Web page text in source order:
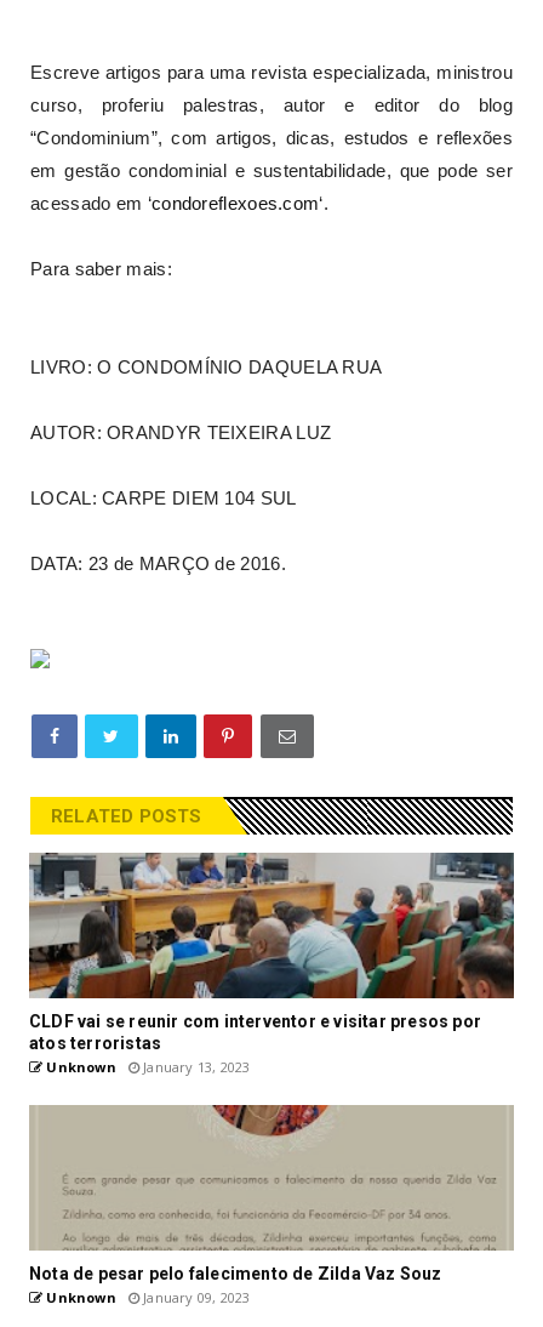
Escreve artigos para uma revista especializada, ministrou
curso, proferiu palestras, autor e editor do blog
“Condominium”, com artigos, dicas, estudos e reflexões
em gestão condominial e sustentabilidade, que pode ser
acessado em ‘condoreflexoes.com‘.
Para saber mais:
LIVRO: O CONDOMÍNIO DAQUELA RUA
AUTOR: ORANDYR TEIXEIRA LUZ
LOCAL: CARPE DIEM 104 SUL
DATA: 23 de MARÇO de 2016.
RELATED POSTS
CLDF vai se reunir com interventor e visitar presos por
atos terroristas
Unknown January 13, 2023
Nota de pesar pelo falecimento de Zilda Vaz Souz
Unknown January 09, 2023